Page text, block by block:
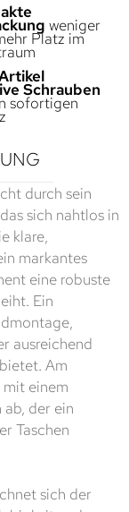
weniger
Platz im
Schrauben
sofortigen
durch sein
sich nahtlos in
klare,
markantes
eine robuste
Ein
ausreichend
Am
einem
der ein
Taschen
sich der